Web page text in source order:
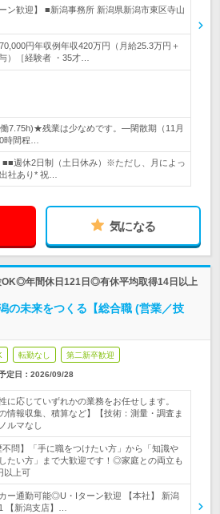
ン歓迎】 ■新潟事務所 新潟県新潟市東区寺山
円年収例年収420万円（月給25.3万円＋
）［経験者 ・35才…
7.75h)★残業は少なめです。―閑散期（11月
時間程…
週休2日制（土日休み）※ただし、月によっ
社あり* 祝…
気になる
年間休日121日◎有休平均取得14日以上
の未来をつくる【総合職 (営業／技
転勤なし 第二新卒歓迎
定日： 2026/09/28
に応じていずれかの業務をお任せします。
情報収集、積算など】【技術：測量・調査ま
ルマなし
不問】「手に職をつけたい方」から「知識や
たい方」まで大歓迎です！◎家庭との両立も
以上可
通勤可能◎U・Iターン歓迎 【本社】 新潟
【新潟支店】…